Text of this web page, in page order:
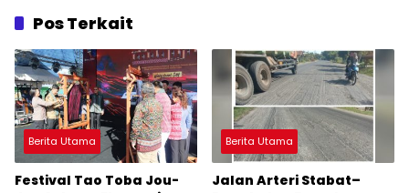
Pos Terkait
Berita Utama
Festival Tao Toba Jou-
Berita Utama
Jalan Arteri Stabat–